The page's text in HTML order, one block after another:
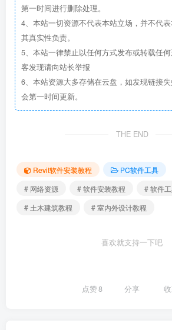
第一时间进行删除处理。
4、本站一切资源不代表本站立场，并不代
其真实性负责。
5、本站一律禁止以任何方式发布或转载任
客发现请向站长举报
6、本站资源大多存储在云盘，如发现链接
会第一时间更新。
THE END
Revit软件安装教程
PC软件工具
# 网络资源
# 软件安装教程
# 软件
# 土木建筑教程
# 室内外设计教程
喜欢就支持一下吧
点赞8 分享